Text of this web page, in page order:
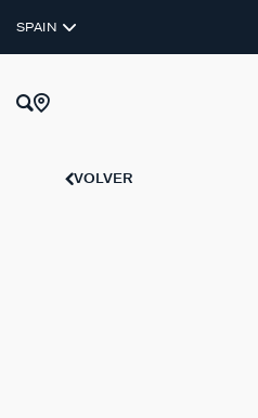
SPAIN
VOLVER